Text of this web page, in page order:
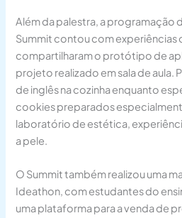
Além da palestra, a programação
Summit contou com experiências
compartilharam o protótipo de
projeto realizado em sala de aula.
de inglês na cozinha enquanto
cookies preparados
laboratório de estética,
a pele.
O Summit também realizou uma
Ideathon, com estudantes do
uma plataforma para a venda de